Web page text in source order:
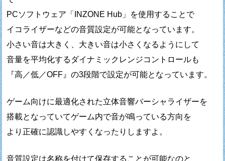
PCソフトウェア「INZONE Hub」を使用することで
イコライザーなどの音質設定が可能となっています。
小さい音は大きく、大きい音は小さくなるようにして
音量を平均化するダイナミックレンジコントロールも
『高／低／OFF』の3段階で設定が可能となっています。
ゲーム向けに最適化された立体音響バーシャライザーを
搭載となっていてゲーム内で音が鳴っている方向を
より正確に認識しやすくなったりしますよ。
音質設定は名称を付けて保存することが可能なのと